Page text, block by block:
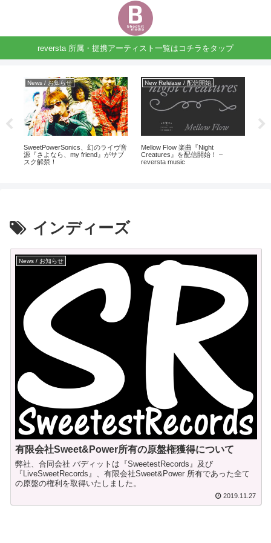
reversta 所属・提携アーティスト一覧はコチラをタップ
News / お知らせ
SweetPowerSonics、幻のライヴ音
源『さよなら、my friend』がサブ
スク解禁！
New Release / 配信開始
Mellow Flow 楽曲『Night
Creatures』を配信開始！ –
reversta music
インディーズ
News / お知らせ
有限会社Sweet&Power所有の原盤権獲得について
弊社、合同会社 バディットは『SweetestRecords』及び
『LiveSweetRecords』、有限会社Sweet&Power 所有であった全て
の原盤の権利を取得いたしました。
2019.11.27